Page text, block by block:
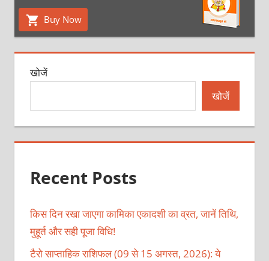
Buy Now
खोजें
खोजें
Recent Posts
किस दिन रखा जाएगा कामिका एकादशी का व्रत, जानें तिथि,
मुहूर्त और सही पूजा विधि!
टैरो साप्ताहिक राशिफल (09 से 15 अगस्त, 2026): ये